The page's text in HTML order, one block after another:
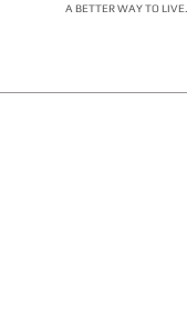
A BETTER WAY TO LIVE.